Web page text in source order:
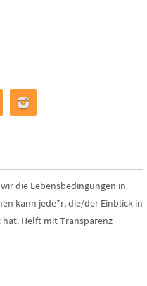
die Lebensbedingungen in
kann jede*r, die/der Einblick in
Helft mit Transparenz